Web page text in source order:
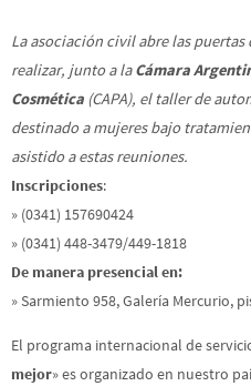
La asociación civil abre las puertas
realizar, junto a laCámara
Cosmética (CAPA), el taller de
destinado a mujeres bajo
asistido a estas reuniones.
Inscripciones:
» (0341) 157690424
» (0341) 448-3479/449-1818
De manera presencial en:
» Sarmiento 958, Galería Mercurio,
El programa internacional de
mejor» es organizado en nuestro